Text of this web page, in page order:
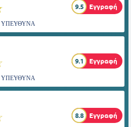
9.5 Εγγραφή
ΥΠΕΥΘΥΝΑ
9.1 Εγγραφή
ΥΠΕΥΘΥΝΑ
8.8 Εγγραφή